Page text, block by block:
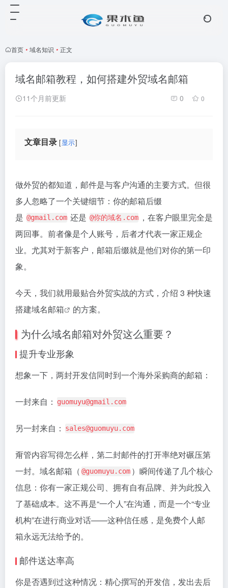
首页 • 域名知识 • 正文
域名邮箱教程，如何搭建外贸域名邮箱
11个月前更新 0 0
文章目录 显示
做外贸的都知道，邮件是与客户沟通的主要方式。但很
多人忽略了一个关键细节：你的邮箱后缀
是 @gmail.com 还是 @你的域名.com ，在客户眼里完全是
两回事。前者像是个人账号，后者才代表一家正规企
业。尤其对于新客户，邮箱后缀就是他们对你的第一印
象。
今天，我们就用最贴合外贸实战的方式，介绍 3 种快速
搭建域名邮箱 的方案。
为什么域名邮箱对外贸这么重要？
提升专业形象
想象一下，两封开发信同时到一个海外采购商的邮箱：
一封来自： guomuyu@gmail.com
另一封来自： sales@guomuyu.com
甭管内容写得怎么样，第二封邮件的打开率绝对碾压第
一封。域名邮箱（ @guomuyu.com ）瞬间传递了几个核心
信息：你有一家正规公司、拥有自有品牌、并为此投入
了基础成本。这不再是“一个人”在沟通，而是一个“专业
机构”在进行商业对话——这种信任感，是免费个人邮
箱永远无法给予的。
邮件送达率高
你是否遇到过这种情况：精心撰写的开发信，发出去后